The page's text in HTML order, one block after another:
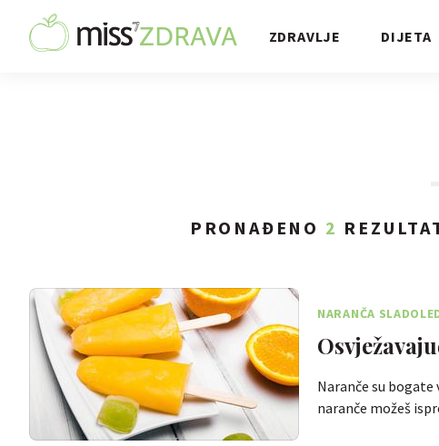
ZDRAVLJE DIJETA
PRONAĐENO 2
NARANČA
Naranče su
naranče možeš